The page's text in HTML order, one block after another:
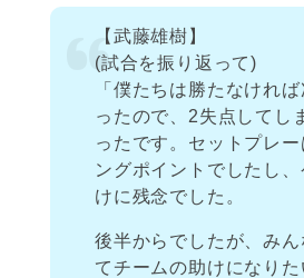
【武藤雄樹】
(試合を振り返って)
「僕たちは勝たなけれ
ったので、2失点してし
ったです。セットプレ
ングポイントでしたし
けに残念でした。
後半からでしたが、み
てチームの助けになりた